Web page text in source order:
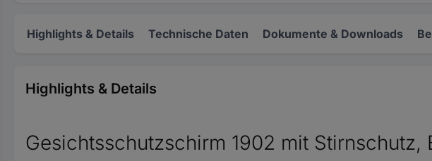
Highlights & Details Technische Daten Dokumente & Downloads
Highlights & Details
Gesichtsschutzschirm 1902 mit